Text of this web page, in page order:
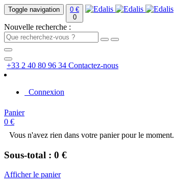
Toggle navigation
0 €
0
Nouvelle recherche :
+33 2 40 80 96 34 Contactez-nous
Connexion
Panier
0 €
Vous n'avez rien dans votre panier pour le moment.
Sous-total : 0 €
Afficher le panier